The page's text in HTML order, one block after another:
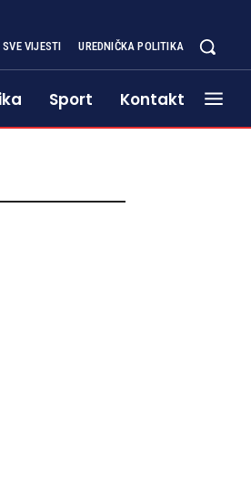
SVE VIJESTI UREDNIČKA POLITIKA
Sport Kontakt